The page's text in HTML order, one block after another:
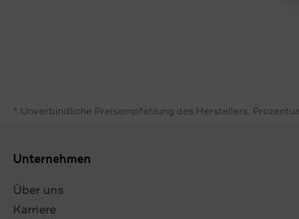
* Unverbindliche Preisempfehlung des Herstellers.
Unternehmen
Über uns
Karriere